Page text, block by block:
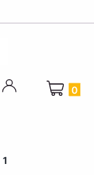
Produkty
1